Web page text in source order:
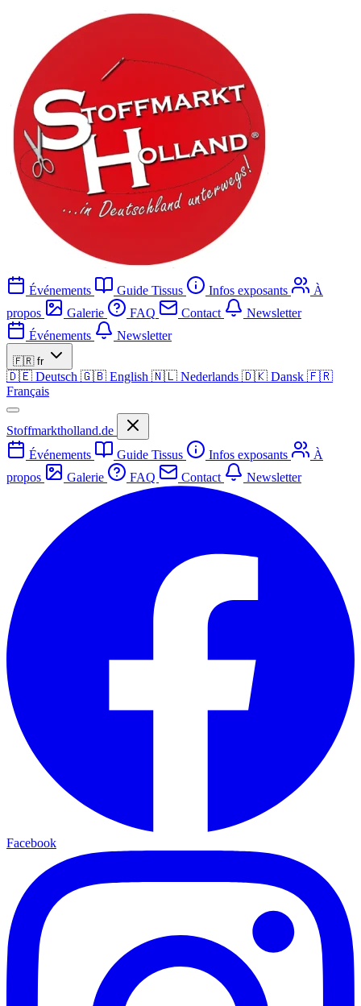
Événements Guide Tissus Infos exposants
À
propos
Galerie FAQ Contact
Newsletter
Événements
Newsletter
🇫🇷 fr
🇩🇪 Deutsch 🇬🇧 English 🇳🇱 Nederlands 🇩🇰 Dansk 🇫🇷
Français
Stoffmarktholland.de
Événements
Guide Tissus Infos exposants
À
propos
Galerie FAQ Contact Newsletter
Facebook